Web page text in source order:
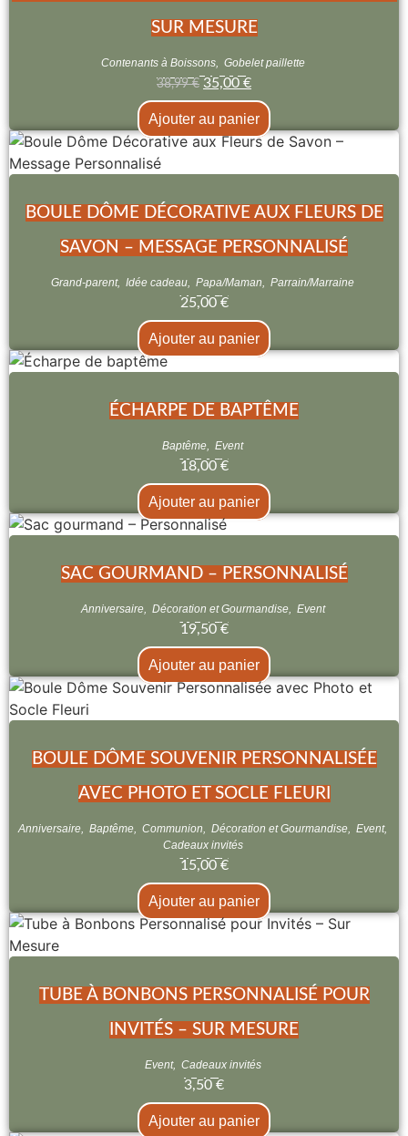
SUR MESURE
Contenants à Boissons, Gobelet paillette
38,99€ 35,00 €
Ajouter au panier
BOULE DÔME DÉCORATIVE AUX FLEURS DE
SAVON – MESSAGE PERSONNALISÉ
Grand-parent, Idée cadeau, Papa/Maman, Parrain/Marraine
25,00 €
Ajouter au panier
ÉCHARPE DE BAPTÊME
Baptême, Event
18,00 €
Ajouter au panier
SAC GOURMAND – PERSONNALISÉ
Anniversaire, Décoration et Gourmandise, Event
19,50 €
Ajouter au panier
BOULE DÔME SOUVENIR PERSONNALISÉE
AVEC PHOTO ET SOCLE FLEURI
Anniversaire, Baptême, Communion, Décoration et Gourmandise, Event,
Cadeaux invités
15,00 €
Ajouter au panier
TUBE À BONBONS PERSONNALISÉ POUR
INVITÉS – SUR MESURE
Event, Cadeaux invités
3,50 €
Ajouter au panier